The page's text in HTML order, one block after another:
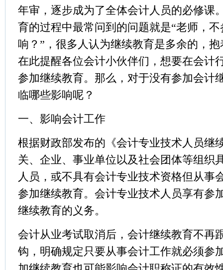
年审，逐步成为了全体会计人员的必修课
育的过程中最常问到的问题就是“老师，
响？”，很多人认为继续教育是多余的，
在此提醒各位会计小伙伴们，想要在会计
参加继续教育。那么，对于没有参加会计
临哪些影响呢？
一、影响会计工作
根据财政部发布的《会计专业技术人员继
关、企业、事业单位以及社会团体等组织
人员，或不具有会计专业技术资格但从事
参加继续教育。会计专业技术人员享有参
继续教育的义务。
会计从业考试取消后，会计继续教育不再
钩，明确规定只要从事会计工作就必须参